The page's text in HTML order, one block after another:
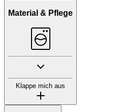
Material & Pflege
Klappe mich aus